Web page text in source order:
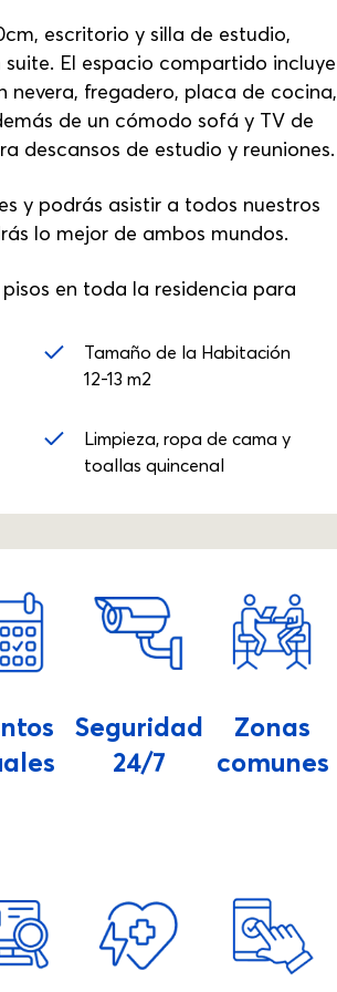
escritorio y silla de estudio,
El espacio compartido incluye
nevera, fregadero, placa de cocina,
de un cómodo sofá y TV de
descansos de estudio y reuniones.
y podrás asistir a todos nuestros
lo mejor de ambos mundos.
en toda la residencia para
Tamaño de la Habitación
12-13 m2
Limpieza, ropa de cama y
toallas quincenal
Seguridad
24/7
Zonas
comunes